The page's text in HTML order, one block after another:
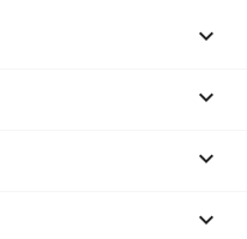



keyboard_arrow_down